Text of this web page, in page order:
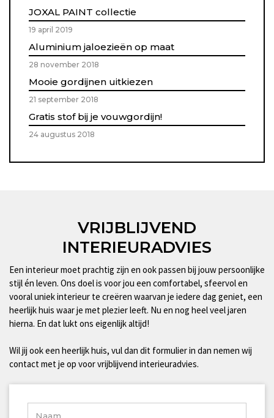
JOXAL PAINT collectie
19 april 2019
Aluminium jaloezieën op maat
28 november 2018
Mooie gordijnen uitkiezen
21 september 2018
Gratis stof bij je vouwgordijn!
24 augustus 2018
VRIJBLIJVEND
INTERIEURADVIES
Een interieur moet prachtig zijn en ook passen bij jouw persoonlijke
stijl én leven. Ons doel is voor jou een comfortabel, sfeervol en
vooral uniek interieur te creëren waarvan je iedere dag geniet, een
heerlijk huis waar je met plezier leeft. Nu en nog heel veel jaren
hierna. En dat lukt ons eigenlijk altijd!
Wil jij ook een heerlijk huis, vul dan dit formulier in dan nemen wij
contact met je op voor vrijblijvend interieuradvies.